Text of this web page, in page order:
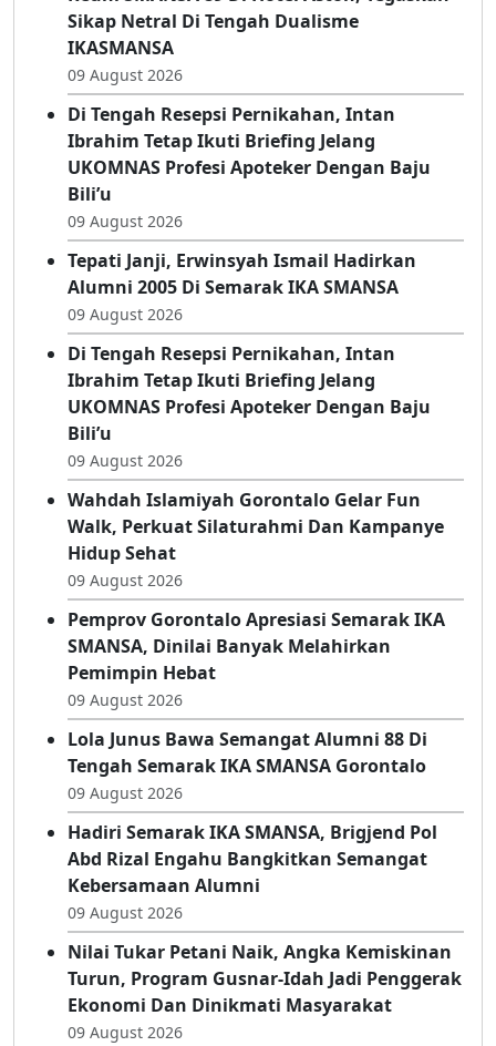
Sikap Netral Di Tengah Dualisme
IKASMANSA
09 August 2026
Di Tengah Resepsi Pernikahan, Intan
Ibrahim Tetap Ikuti Briefing Jelang
UKOMNAS Profesi Apoteker Dengan Baju
Bili’u
09 August 2026
Tepati Janji, Erwinsyah Ismail Hadirkan
Alumni 2005 Di Semarak IKA SMANSA
09 August 2026
Di Tengah Resepsi Pernikahan, Intan
Ibrahim Tetap Ikuti Briefing Jelang
UKOMNAS Profesi Apoteker Dengan Baju
Bili’u
09 August 2026
Wahdah Islamiyah Gorontalo Gelar Fun
Walk, Perkuat Silaturahmi Dan Kampanye
Hidup Sehat
09 August 2026
Pemprov Gorontalo Apresiasi Semarak IKA
SMANSA, Dinilai Banyak Melahirkan
Pemimpin Hebat
09 August 2026
Lola Junus Bawa Semangat Alumni 88 Di
Tengah Semarak IKA SMANSA Gorontalo
09 August 2026
Hadiri Semarak IKA SMANSA, Brigjend Pol
Abd Rizal Engahu Bangkitkan Semangat
Kebersamaan Alumni
09 August 2026
Nilai Tukar Petani Naik, Angka Kemiskinan
Turun, Program Gusnar-Idah Jadi Penggerak
Ekonomi Dan Dinikmati Masyarakat
09 August 2026